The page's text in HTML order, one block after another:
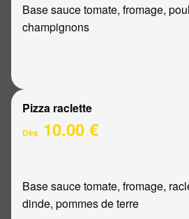
Base sauce tomate, fromage,
champignons
Pizza raclette
Dès 10.00 €
Base sauce tomate, fromage,
dinde, pommes de terre